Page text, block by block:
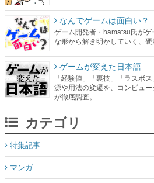
なんでゲームは面白い？
ゲーム開発者・hamatsu氏が
な形から解き明かしていく、硬
ゲームが変えた日本語
「経験値」「裏技」「ラスボ
源や用法の変遷を、コンピュ
が徹底調査。
カテゴリ
特集記事
マンガ